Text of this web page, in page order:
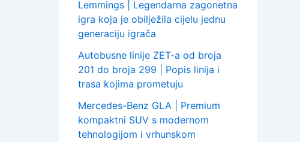
Lemmings | Legendarna zagonetna
igra koja je obilježila cijelu jednu
generaciju igrača
Autobusne linije ZET-a od broja
201 do broja 299 | Popis linija i
trasa kojima prometuju
Mercedes-Benz GLA | Premium
kompaktni SUV s modernom
tehnologijom i vrhunskom